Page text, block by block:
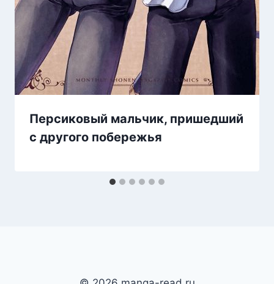
Персиковый мальчик, пришедший
с другого побережья